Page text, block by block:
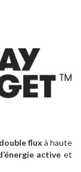
flux à haute
active et